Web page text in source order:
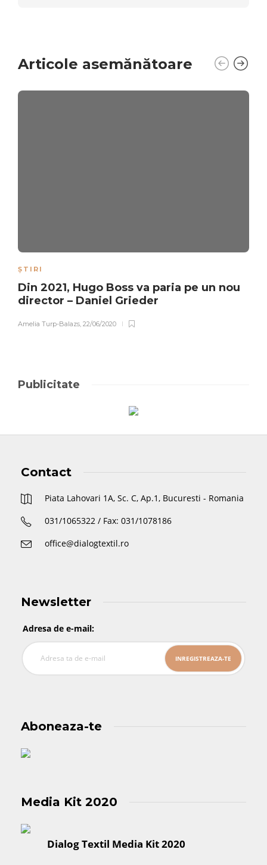
Articole asemănătoare
ȘTIRI
Din 2021, Hugo Boss va paria pe un nou
director – Daniel Grieder
Amelia Turp-Balazs, 22/06/2020
Publicitate
Contact
Piata Lahovari 1A, Sc. C, Ap.1, Bucuresti - Romania
031/1065322 / Fax: 031/1078186
office@dialogtextil.ro
Newsletter
Adresa de e-mail:
Aboneaza-te
Media Kit 2020
Dialog Textil Media Kit 2020